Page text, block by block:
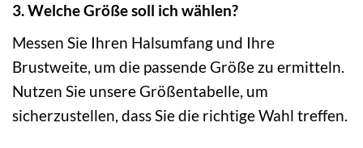
3. Welche Größe soll ich wählen?
Messen Sie Ihren Halsumfang und Ihre
Brustweite, um die passende Größe zu ermitteln.
Nutzen Sie unsere Größentabelle, um
sicherzustellen, dass Sie die richtige Wahl treffen.